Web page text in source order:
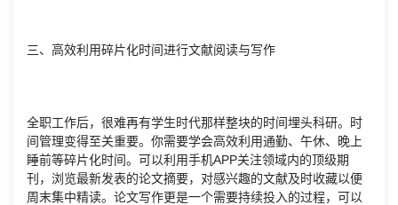
三、高效利用碎片化时间进行文献阅读与写作
全职工作后，很难再有学生时代那样整块的时间埋头科研。时
间管理变得至关重要。你需要学会高效利用通勤、午休、晚上
睡前等碎片化时间。可以利用手机APP关注领域内的顶级期
刊，浏览最新发表的论文摘要，对感兴趣的文献及时收藏以便
周末集中精读。论文写作更是一个需要持续投入的过程，可以